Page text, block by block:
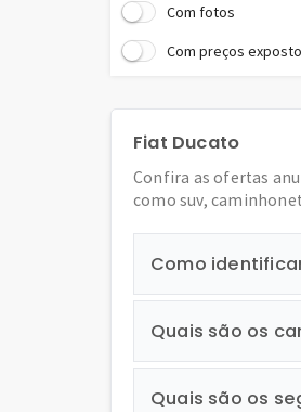
Com fotos
Com preços
Fiat Ducato
Confira as ofertas
como suv,
Como
Quais são os
Quais são os